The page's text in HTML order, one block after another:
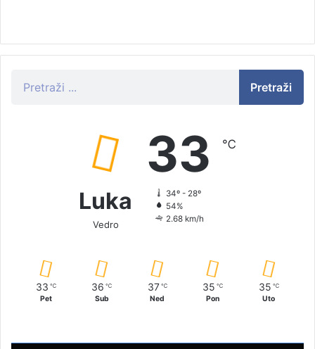
Pretraži
Luka
Vedro
33 ℃
34º - 28º
54%
2.68 km/h
33 ℃
Pet
36 ℃
Sub
37 ℃
Ned
35 ℃
Pon
35 ℃
Uto